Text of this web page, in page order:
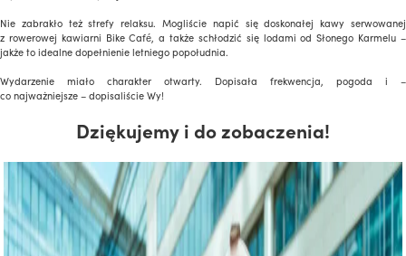
Nie zabrakło też strefy relaksu. Mogliście napić się doskonałej kawy serwowanej
z rowerowej kawiarni Bike Café, a także schłodzić się lodami od Słonego Karmelu –
jakże to idealne dopełnienie letniego popołudnia.
Wydarzenie miało charakter otwarty. Dopisała frekwencja, pogoda i –
co najważniejsze – dopisaliście Wy!
Dziękujemy i do zobaczenia!